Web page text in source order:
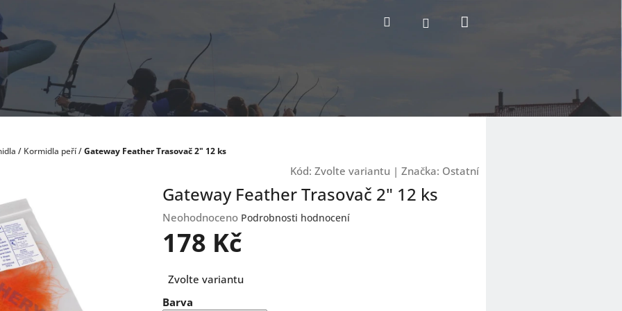
Hledat Přihlášení
/ Kormidla peří/Gateway Feather Trasovač 2" 12 ks
Kód: Zvolte variantu | Značka: Ostatní
Gateway Feather Trasovač 2" 12 ks
Průměrné
hodnocení
produktu
0,0
5
Neohodnoceno Podrobnosti hodnocení
178 Kč
cena:
Zvolte variantu
Barva